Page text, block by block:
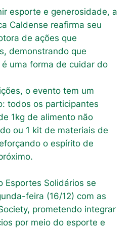
esporte e generosidade, a
Caldense reafirma seu
de ações que
demonstrando que
uma forma de cuidar do
o evento tem um
todos os participantes
1kg de alimento não
ou 1 kit de materiais de
o espírito de
Esportes Solidários se
feira (16/12) com as
prometendo integrar
por meio do esporte e